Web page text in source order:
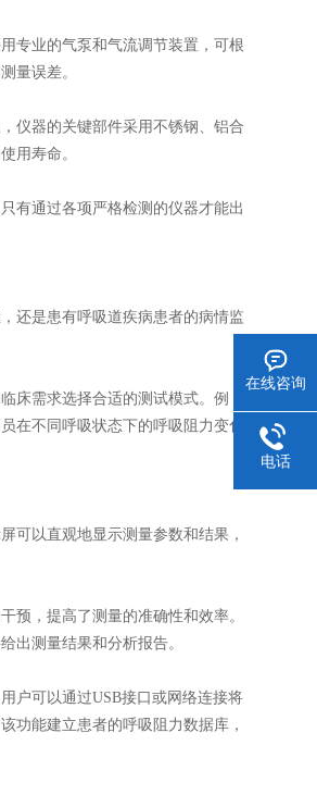
专业的气泵和气流调节装置，可根
量误差。
仪器的关键部件采用不锈钢、铝合
用寿命。
有通过各项严格检测的仪器才能出
还是患有呼吸道疾病患者的病情监
床需求选择合适的测试模式。例
在不同呼吸状态下的呼吸阻力变化
以直观地显示测量参数和结果，
，提高了测量的准确性和效率。
出测量结果和分析报告。
户可以通过USB接口或网络连接将
功能建立患者的呼吸阻力数据库，
在线咨询
电话